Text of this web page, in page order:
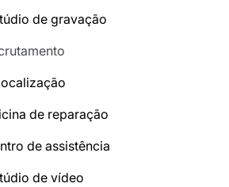
de gravação
de reparação
de assistência
de vídeo